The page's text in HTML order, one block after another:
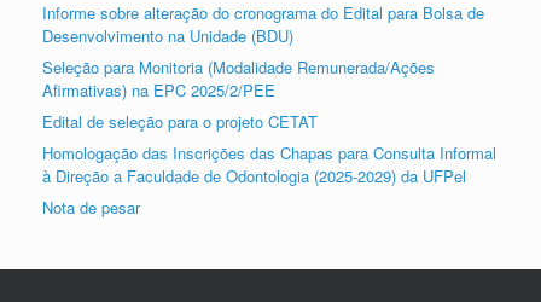
Informe sobre alteração do cronograma do Edital para Bolsa de
Desenvolvimento na Unidade (BDU)
Seleção para Monitoria (Modalidade Remunerada/Ações
Afirmativas) na EPC 2025/2/PEE
Edital de seleção para o projeto CETAT
Homologação das Inscrições das Chapas para Consulta Informal
à Direção a Faculdade de Odontologia (2025-2029) da UFPel
Nota de pesar